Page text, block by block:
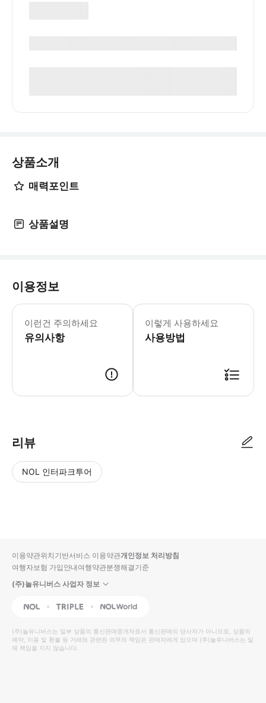
상품소개
매력포인트
상품설명
이용정보
이런건 주의하세요
유의사항
이렇게 사용하세요
사용방법
리뷰
NOL 인터파크투어
입니
다.
높
은
순
동
영
상
순
상
이용약관위치기반서비스 이용약관개인정보 처리방침
여행자보험 가입안내여행약관분쟁해결기준
(주)놀유니버스 사업자 정보
NOL Triple Interpark Global
(주)놀유니버스는 일부 상품의 통신판매중개자로서 통신판매의 당사자가 아니므로, 상품의
예약, 이용 및 환불 등 거래와 관련된 의무와 책임은 판매자에게 있으며 (주)놀유니버스는 일
체 책임을 지지 않습니다.